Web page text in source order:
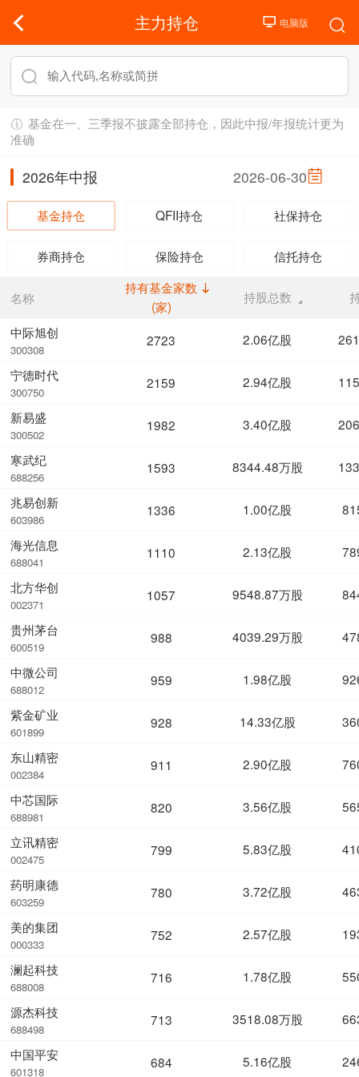
主力持仓
基金在一、三季报不披露全部持仓，因此中报/年报统计更为
准确
2026年中报 2026-06-30
基金持仓 QFII持仓 社保持仓
券商持仓 保险持仓 信托持仓
名称
中际旭创
300308
宁德时代
300750
新易盛
300502
寒武纪
688256
兆易创新
603986
海光信息
688041
北方华创
002371
贵州茅台
600519
中微公司
688012
紫金矿业
601899
东山精密
002384
中芯国际
688981
立讯精密
002475
药明康德
603259
美的集团
000333
澜起科技
688008
源杰科技
688498
中国平安
601318
持有基金家数
(家)
持股总数
2723 2.06亿股
2159 2.94亿股
1982 3.40亿股
1593 8344.48万股
1336 1.00亿股
1110 2.13亿股
1057 9548.87万股
988 4039.29万股
959 1.98亿股
928 14.33亿股
911 2.90亿股
820 3.56亿股
799 5.83亿股
780 3.72亿股
752 2.57亿股
716 1.78亿股
713 3518.08万股
684 5.16亿股